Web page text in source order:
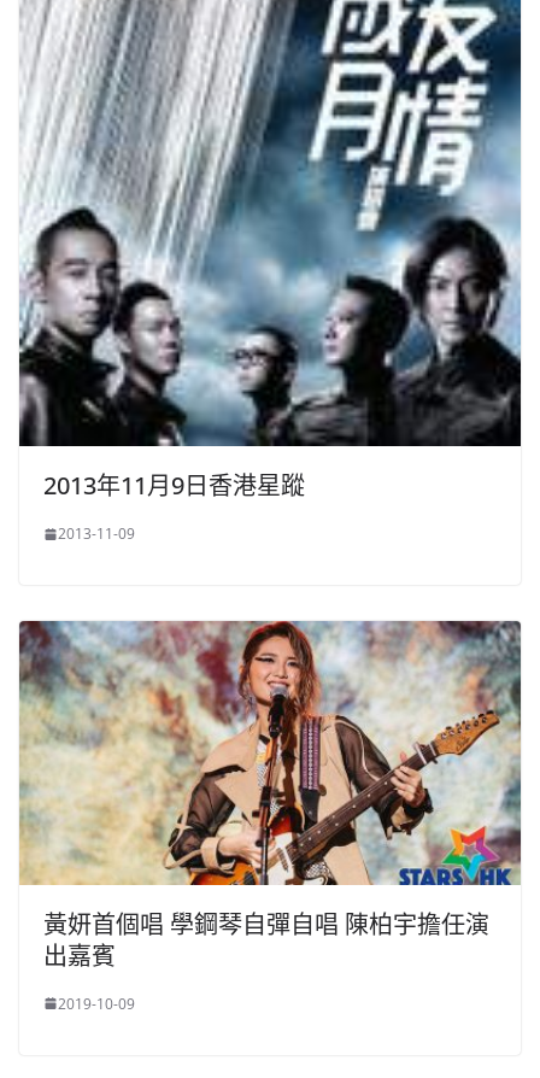
2013年11月9日香港星蹤
2013-11-09
黃妍首個唱 學鋼琴自彈自唱 陳柏宇擔任演
出嘉賓
2019-10-09